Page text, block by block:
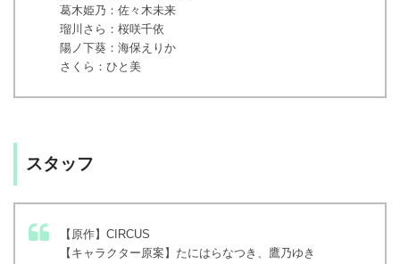
葛木姫乃：佐々木未来
瑠川さら：桜咲千依
陽ノ下葵：海保えりか
さくら：ひと美
スタッフ
【原作】CIRCUS
【キャラクター原案】たにはらなつき、鷹乃ゆき